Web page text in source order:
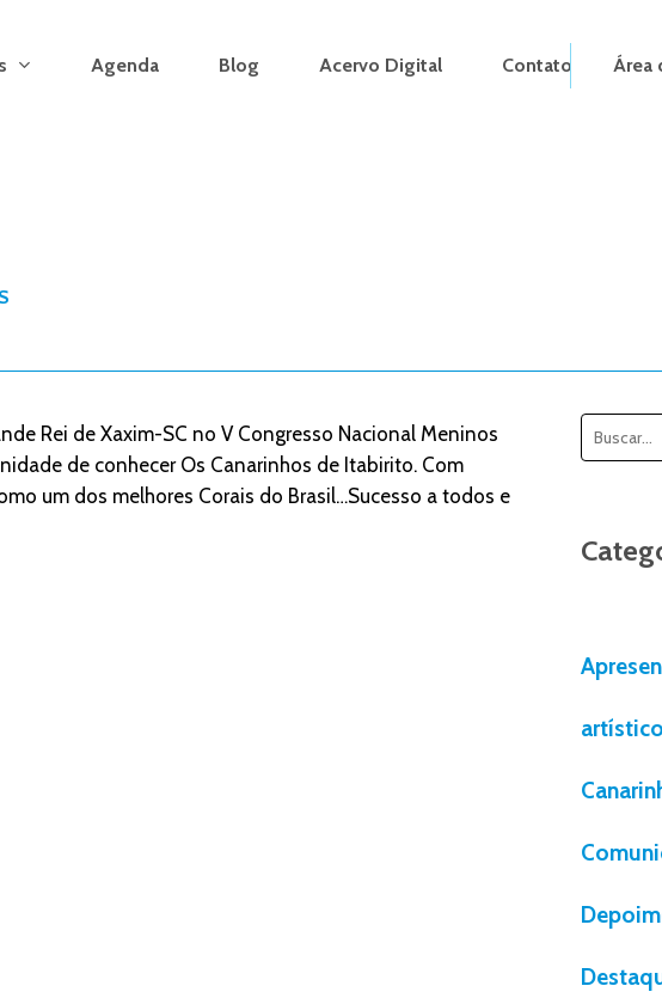
Agenda Blog Acervo Digital Contato Área
Rei de Xaxim-SC no V Congresso Nacional Meninos
de conhecer Os Canarinhos de Itabirito. Com
um dos melhores Corais do Brasil…Sucesso a todos e
Pesquisar
artístico